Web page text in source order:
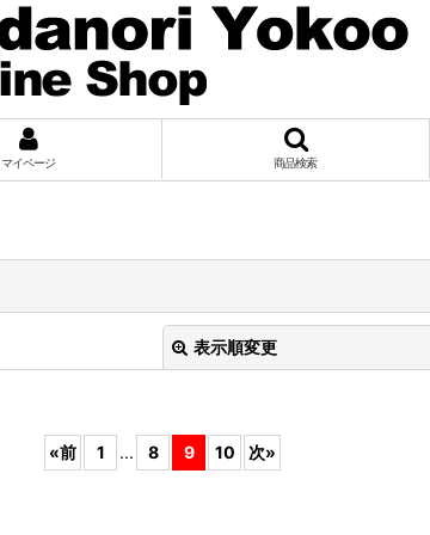
マイページ 商品検索
表示順変更
«前 1 ... 8 9 10 次»